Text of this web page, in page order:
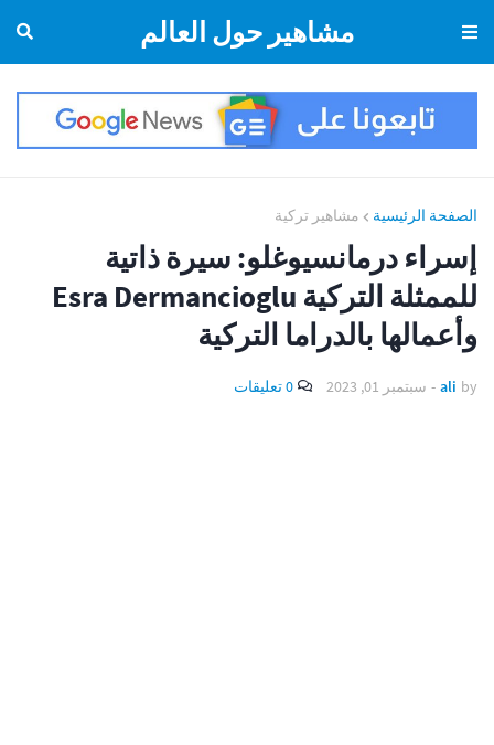
مشاهير حول العالم
الصفحة الرئيسية مشاهير تركية
إسراء درمانسيوغلو: سيرة ذاتية
للممثلة التركية Esra Dermancioglu
وأعمالها بالدراما التركية
by
ali
- سبتمبر 01, 2023 0 تعليقات